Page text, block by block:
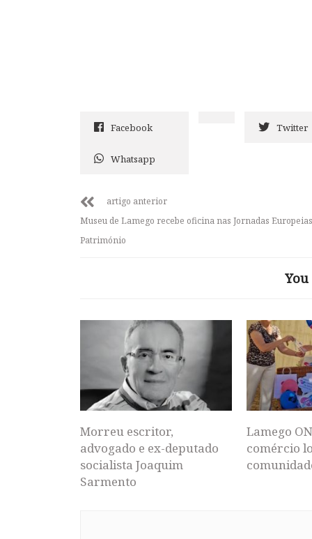
Facebook Twitter
Whatsapp
artigo anterior
Museu de Lamego recebe oficina nas Jornadas
Património
Morreu escritor,
advogado e ex-deputado
socialista Joaquim
Sarmento
Lamego
comércio